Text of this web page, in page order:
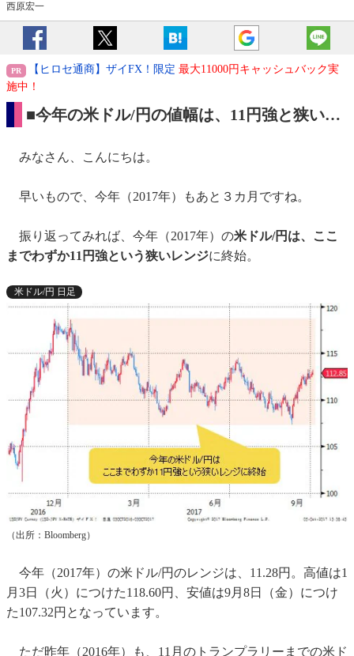
西原宏一
【ヒロセ通商】ザイFX！限定 最大11000円キャッシュバック実
施中！
■今年の米ドル/円の値幅は、11円強と狭い…
みなさん、こんにちは。
早いもので、今年（2017年）もあと３カ月ですね。
振り返ってみれば、今年（2017年）の米ドル/円は、ここ
までわずか11円強という狭いレンジに終始。
米ドル/円 日足
（出所：Bloomberg）
今年（2017年）の米ドル/円のレンジは、11.28円。高値は1
月3日（火）につけた118.60円、安値は9月8日（金）につけ
た107.32円となっています。
ただ昨年（2016年）も、11月のトランプラリーまでの米ド